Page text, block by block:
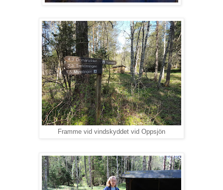
Framme vid vindskyddet vid Oppsjön